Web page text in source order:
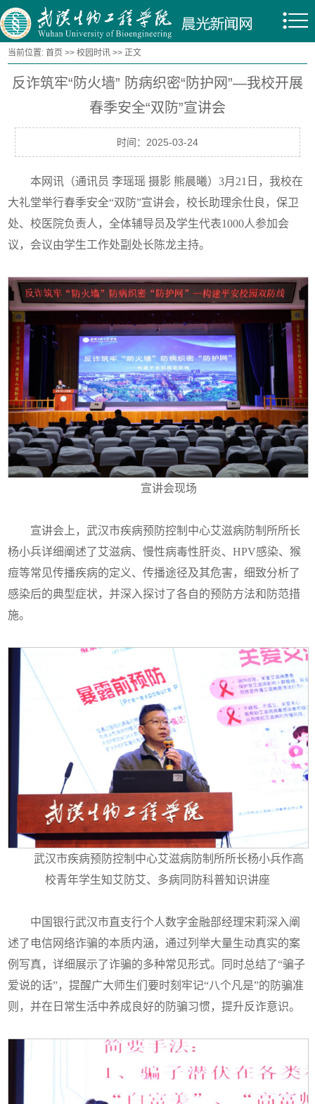
当前位置:首页 >>校园时讯 >> 正文
反诈筑牢“防火墙” 防病织密“防护网”—我校开展
春季安全“双防”宣讲会
时间：2025-03-24
本网讯（通讯员 李瑶瑶 摄影 熊晨曦）3月21日，我校在
大礼堂举行春季安全“双防”宣讲会，校长助理余仕良，保卫
处、校医院负责人，全体辅导员及学生代表1000人参加会
议，会议由学生工作处副处长陈龙主持。
宣讲会现场
宣讲会上，武汉市疾病预防控制中心艾滋病防制所所长
杨小兵详细阐述了艾滋病、慢性病毒性肝炎、HPV感染、猴
痘等常见传播疾病的定义、传播途径及其危害，细致分析了
感染后的典型症状，并深入探讨了各自的预防方法和防范措
施。
武汉市疾病预防控制中心艾滋病防制所所长杨小兵作高
校青年学生知艾防艾、多病同防科普知识讲座
中国银行武汉市直支行个人数字金融部经理宋莉深入阐
述了电信网络诈骗的本质内涵，通过列举大量生动真实的案
例写真，详细展示了诈骗的多种常见形式。同时总结了“骗子
爱说的话”，提醒广大师生们要时刻牢记“八个凡是”的防骗准
则，并在日常生活中养成良好的防骗习惯，提升反诈意识。